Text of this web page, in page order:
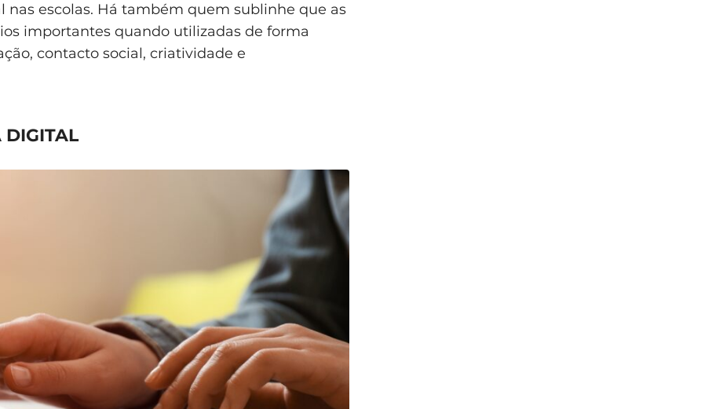
escolas. Há também quem sublinhe que as
importantes quando utilizadas de forma
contacto social, criatividade e
DIGITAL